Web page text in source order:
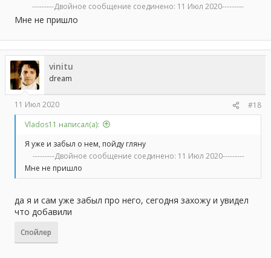
---------Двойное сообщение соединено: 11 Июл 2020---------
Мне не пришло
vinitu
dream
11 Июл 2020
#18
Vlados11 написал(а):
Я уже и забыл о нем, пойду гляну
---------Двойное сообщение соединено: 11 Июл 2020---------
Мне не пришло
да я и сам уже забыл про него, сегодня захожу и увидел
что добавили
Спойлер